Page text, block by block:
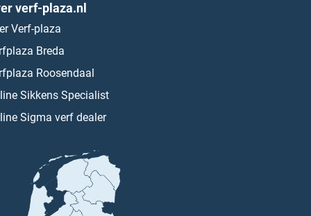
verf-plaza.nl
Verf-plaza
Breda
Roosendaal
Sikkens Specialist
Sigma verf dealer